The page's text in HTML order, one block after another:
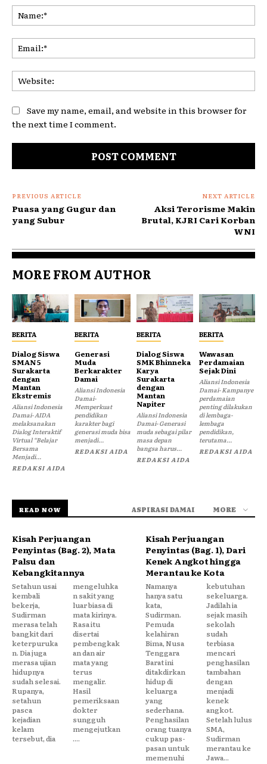
Save my name, email, and website in this browser for
the next time I comment.
PREVIOUS ARTICLE
Puasa yang Gugur dan
yang Subur
NEXT ARTICLE
Aksi Terorisme Makin
Brutal, KJRI Cari Korban
WNI
MORE FROM AUTHOR
BERITA
Dialog Siswa
SMAN 5
Surakarta
dengan
Mantan
Ekstremis
Aliansi Indonesia
Damai- AIDA
melaksanakan
Dialog Interaktif
Virtual “Belajar
Bersama
Menjadi...
REDAKSI AIDA
BERITA
Generasi
Muda
Berkarakter
Damai
Aliansi Indonesia
Damai-
Memperkuat
pendidikan
karakter bagi
generasi muda bisa
menjadi...
REDAKSI AIDA
BERITA
Dialog Siswa
SMK Bhinneka
Karya
Surakarta
dengan
Mantan
Napiter
Aliansi Indonesia
Damai- Generasi
muda sebagai pilar
masa depan
bangsa harus...
REDAKSI AIDA
BERITA
Wawasan
Perdamaian
Sejak Dini
Aliansi Indonesia
Damai- Kampanye
perdamaian
penting dilakukan
di lembaga-
lembaga
pendidikan,
terutama...
REDAKSI AIDA
READ NOW ASPIRASI DAMAI MORE
Kisah Perjuangan
Penyintas (Bag. 2), Mata
Palsu dan
Kebangkitannya
Setahun usai
kembali
bekerja,
Sudirman
merasa telah
bangkit dari
keterpuruka
n. Dia juga
merasa ujian
hidupnya
sudah selesai.
Rupanya,
setahun
pasca
kejadian
kelam
tersebut, dia
mengeluhka
n sakit yang
luar biasa di
mata kirinya.
Rasa itu
disertai
pembengkak
an dan air
mata yang
terus
mengalir.
Hasil
pemeriksaan
dokter
sungguh
mengejutkan
....
Kisah Perjuangan
Penyintas (Bag. 1), Dari
Kenek Angkot hingga
Merantau ke Kota
Namanya
hanya satu
kata,
Sudirman.
Pemuda
kelahiran
Bima, Nusa
Tenggara
Barat ini
ditakdirkan
hidup di
keluarga
yang
sederhana.
Penghasilan
orang tuanya
cukup pas-
pasan untuk
memenuhi
kebutuhan
sekeluarga.
Jadilah ia
sejak masih
sekolah
sudah
terbiasa
mencari
penghasilan
tambahan
dengan
menjadi
kenek
angkot.
Setelah lulus
SMA,
Sudirman
merantau ke
Jawa...